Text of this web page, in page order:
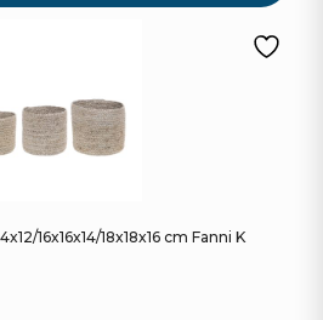
16x16x14/18x18x16 cm Fanni K